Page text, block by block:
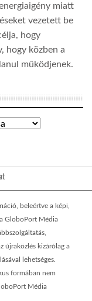
miatt
vezetett be
hogy
hogy közben a
működjenek.
beleértve a képi,
GloboPort Média
újraközlés kizárólag a
lehetséges.
formában nem
Média